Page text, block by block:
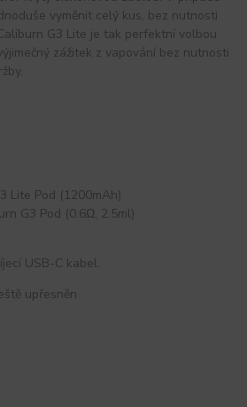
vyměnit celý kus, bez nutnosti
G3 Lite je tak perfektní volbou
zážitek z vapování bez nutnosti
Lite Pod (1200mAh)
G3 Pod (0.6Ω, 2.5ml)
USB-C kabel.
upřesněn